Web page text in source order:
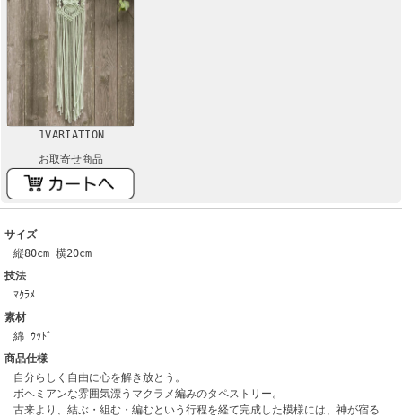
1VARIATION
お取寄せ商品
サイズ
縦80cm 横20cm
技法
ﾏｸﾗﾒ
素材
綿 ｳｯﾄﾞ
商品仕様
自分らしく自由に心を解き放とう。
ボヘミアンな雰囲気漂うマクラメ編みのタペストリー。
古来より、結ぶ・組む・編むという行程を経て完成した模様には、神が宿る